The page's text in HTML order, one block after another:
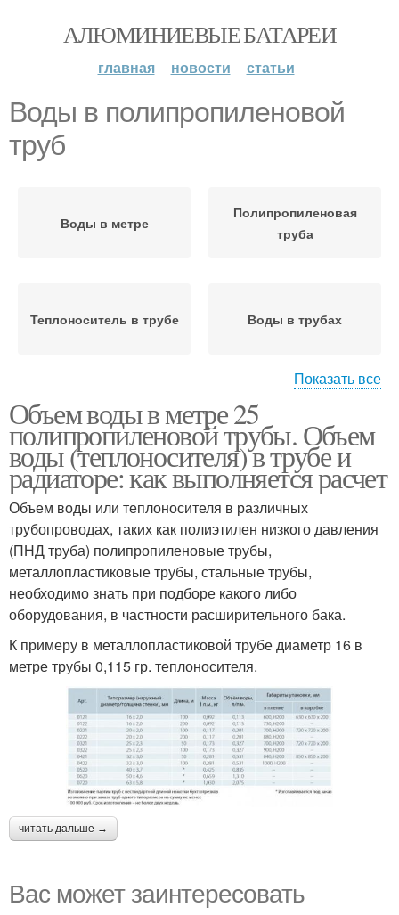
АЛЮМИНИЕВЫЕ БАТАРЕИ
главная новости статьи
Воды в полипропиленовой
труб
Воды в метре
Полипропиленовая
труба
Теплоноситель в трубе Воды в трубах
Воды в трубе Трубы в литрах
Воды в радиатора
Показать все
Объем воды в метре 25
полипропиленовой трубы. Объем
воды (теплоносителя) в трубе и
радиаторе: как выполняется расчет
Объем воды или теплоносителя в различных
трубопроводах, таких как полиэтилен низкого давления
(ПНД труба) полипропиленовые трубы,
металлопластиковые трубы, стальные трубы,
необходимо знать при подборе какого либо
оборудования, в частности расширительного бака.
К примеру в металлопластиковой трубе диаметр 16 в
метре трубы 0,115 гр. теплоносителя.
читать дальше →
Вас может заинтересовать